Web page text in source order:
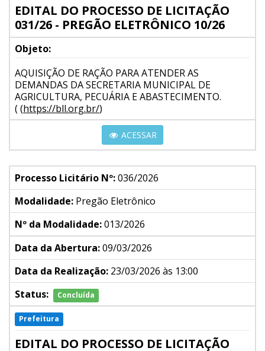
EDITAL DO PROCESSO DE LICITAÇÃO
031/26 - PREGÃO ELETRÔNICO 10/26
Objeto:
AQUISIÇÃO DE RAÇÃO PARA ATENDER AS
DEMANDAS DA SECRETARIA MUNICIPAL DE
AGRICULTURA, PECUÁRIA E ABASTECIMENTO.
( (https://bll.org.br/)
ACESSAR
Processo Licitário Nº:036/2026
Modalidade: Pregão Eletrônico
Nº da Modalidade:013/2026
Data da Abertura:09/03/2026
Data da Realização: 23/03/2026 às 13:00
Status:
Concluída
Prefeitura
EDITAL DO PROCESSO DE LICITAÇÃO